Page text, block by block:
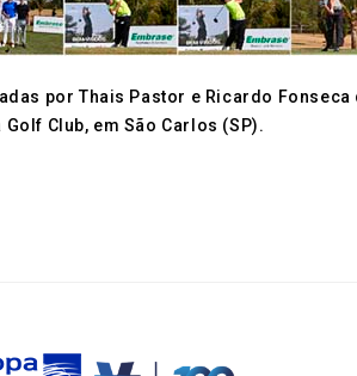
por Thais Pastor e Ricardo Fonseca
Club, em São Carlos (SP).